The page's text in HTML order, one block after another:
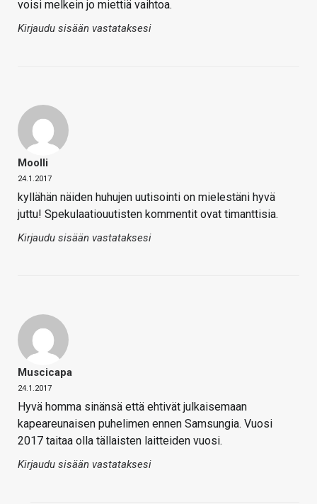
voisi melkein jo miettiä vaihtoa.
Kirjaudu sisään vastataksesi
Moolli
24.1.2017
kyllähän näiden huhujen uutisointi on mielestäni hyvä
juttu! Spekulaatiouutisten kommentit ovat timanttisia.
Kirjaudu sisään vastataksesi
Muscicapa
24.1.2017
Hyvä homma sinänsä että ehtivät julkaisemaan
kapeareunaisen puhelimen ennen Samsungia. Vuosi
2017 taitaa olla tällaisten laitteiden vuosi.
Kirjaudu sisään vastataksesi